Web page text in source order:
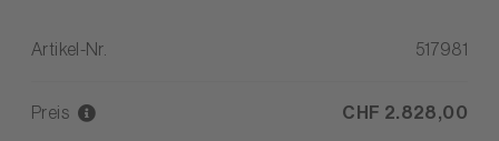
Artikel-Nr. 517981
Preis CHF 2.828,00